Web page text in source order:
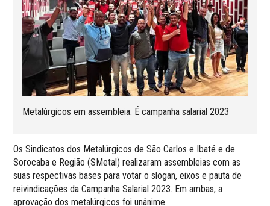
Metalúrgicos em assembleia. É campanha salarial 2023
Os Sindicatos dos Metalúrgicos de São Carlos e Ibaté e de
Sorocaba e Região (SMetal) realizaram assembleias com as
suas respectivas bases para votar o slogan, eixos e pauta de
reivindicações da Campanha Salarial 2023. Em ambas, a
aprovação dos metalúrgicos foi unânime.